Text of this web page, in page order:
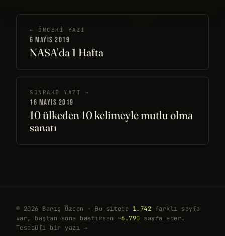
← ÖNCEKI YAZI
6 MAYIS 2019
NASA’da 1 Hafta
SONRAKI YAZI →
16 MAYIS 2019
10 ülkeden 10 kelimeyle mutlu olma
sanatı
© 2026 Barış Özcan · Bu sitede 1.742 farklı sayfa
var, baştan sona bastırsan ~6.790 sayfa eder.
Tesadüfi bir yazı →